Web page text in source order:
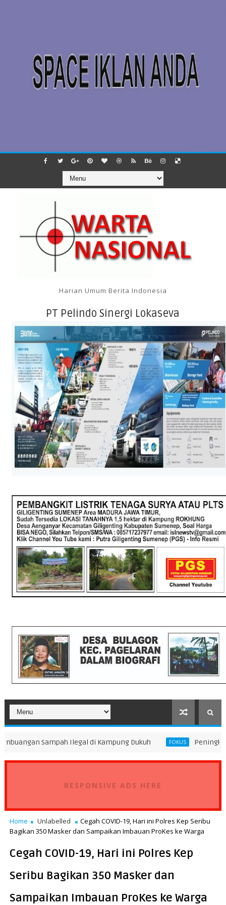
Harian Umum Berita Indonesia
PT Pelindo Sinergi Lokaseva
Ilegal di Kampung Dukuh FOKUS Peningkatan Mutu
RESPONSIVE ADS HERE
Home Unlabelled
Cegah COVID-19, Hari ini Polres Kep Seribu
Bagikan 350 Masker dan Sampaikan Imbauan ProKes ke Warga
Cegah COVID-19, Hari ini Polres Kep
Seribu Bagikan 350 Masker dan
Sampaikan Imbauan ProKes ke Warga